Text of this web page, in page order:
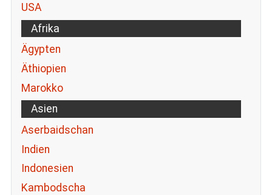
USA
Afrika
Ägypten
Äthiopien
Marokko
Asien
Aserbaidschan
Indien
Indonesien
Kambodscha